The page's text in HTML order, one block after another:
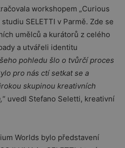
workshopem „Curious
SELETTI v Parmě. Zde se
umělců a kurátorů z celého
a utvářeli identitu
pohledu šlo o tvůrčí proces
pro nás ctí setkat se a
skupinou kreativních
“ uvedl Stefano Seletti, kreativní
Worlds bylo představení